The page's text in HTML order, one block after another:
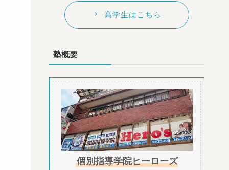
高学生はこちら
塾概要
個別指導学院ヒーローズ